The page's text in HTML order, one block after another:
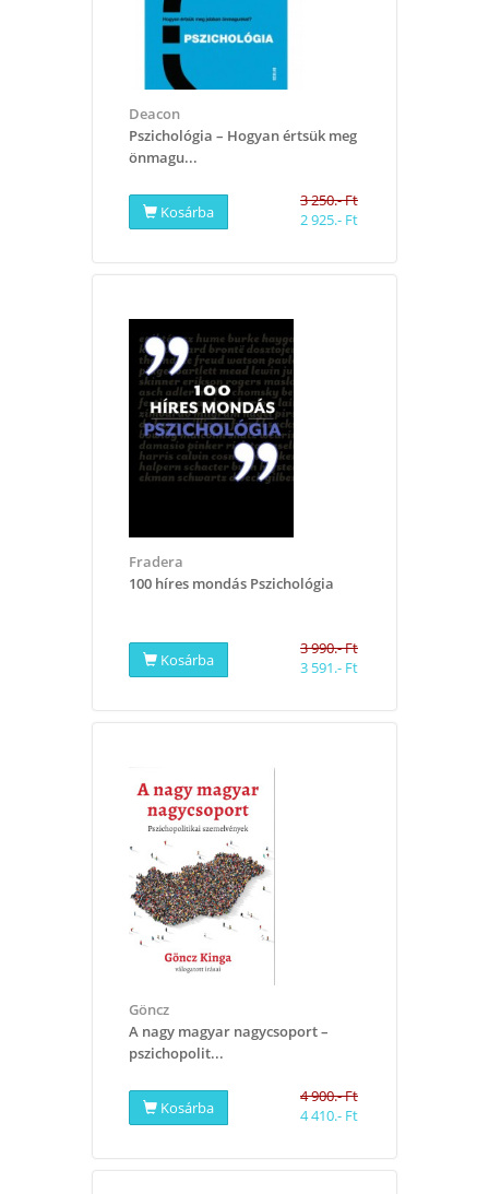
Deacon
​Pszichológia – Hogyan értsük meg
önmagu...
Kosárba
3 250.- Ft
2 925.- Ft
Fradera
​100 híres mondás Pszichológia
Kosárba
3 990.- Ft
3 591.- Ft
Göncz
A nagy magyar nagycsoport –
pszichopolit...
Kosárba
4 900.- Ft
4 410.- Ft